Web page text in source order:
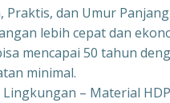
Praktis, dan Umur
lebih cepat dan
mencapai 50 tahun
minimal.
Lingkungan – Material